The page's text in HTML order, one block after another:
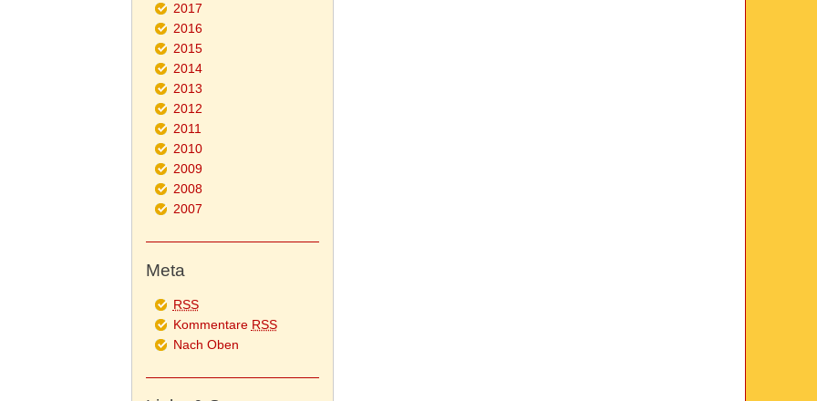
2017
2016
2015
2014
2013
2012
2011
2010
2009
2008
2007
Meta
RSS
Kommentare RSS
Nach Oben